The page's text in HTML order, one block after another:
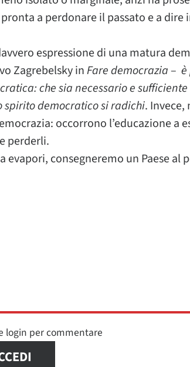
a perdonare il passato e a dire
espressione di una matura
Zagrebelsky inFare democrazia – è
che sia necessario e
democratico si radichi. Invece,
occorrono l’educazione a
perderli.
evapori, consegneremo un Paese al
login per commentare